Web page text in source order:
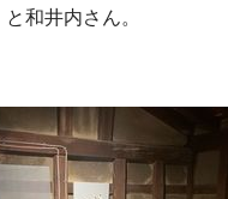
和井内さん。